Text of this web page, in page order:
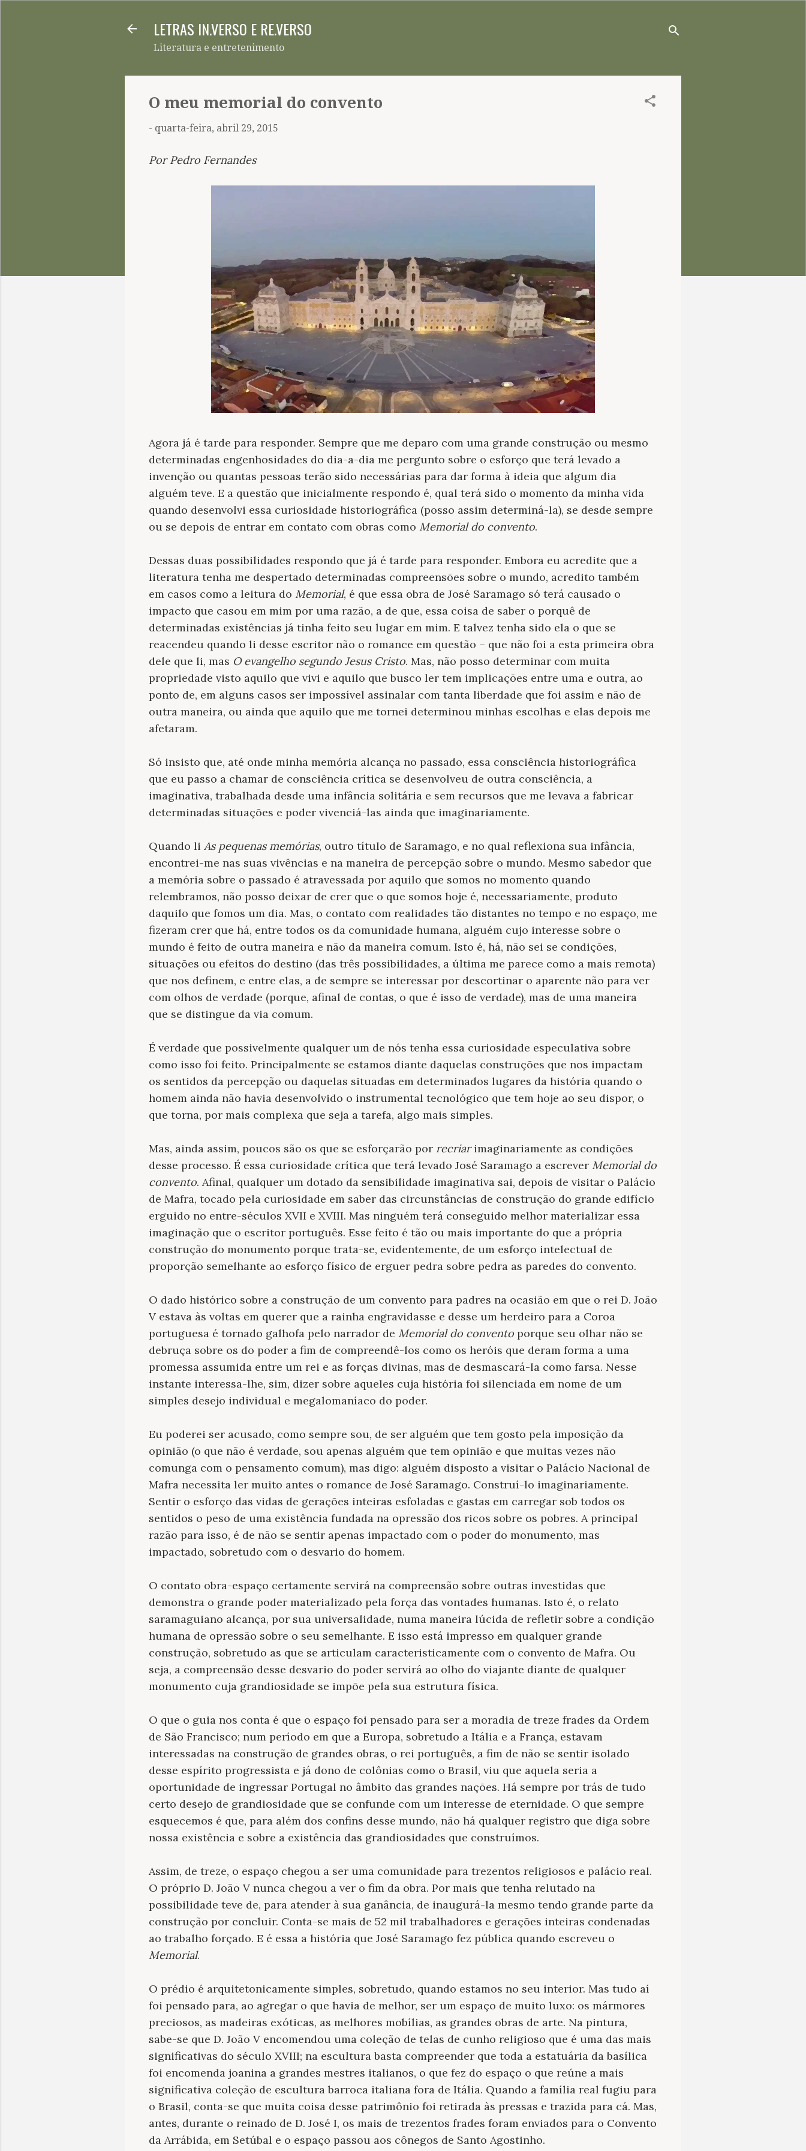
LETRAS IN.VERSO E RE.VERSO
Literatura e entretenimento
O meu memorial do convento
- quarta-feira, abril 29, 2015
Por Pedro Fernandes
Agora já é tarde para responder. Sempre que me deparo com uma grande construção ou mesmo
determinadas engenhosidades do dia-a-dia me pergunto sobre o esforço que terá levado a
invenção ou quantas pessoas terão sido necessárias para dar forma à ideia que algum dia
alguém teve. E a questão que inicialmente respondo é, qual terá sido o momento da minha vida
quando desenvolvi essa curiosidade historiográfica (posso assim determiná-la), se desde sempre
ou se depois de entrar em contato com obras como Memorial do convento.
Dessas duas possibilidades respondo que já é tarde para responder. Embora eu acredite que a
literatura tenha me despertado determinadas compreensões sobre o mundo, acredito também
em casos como a leitura do Memorial, é que essa obra de José Saramago só terá causado o
impacto que casou em mim por uma razão, a de que, essa coisa de saber o porquê de
determinadas existências já tinha feito seu lugar em mim. E talvez tenha sido ela o que se
reacendeu quando li desse escritor não o romance em questão – que não foi a esta primeira obra
dele que li, mas O evangelho segundo Jesus Cristo. Mas, não posso determinar com muita
propriedade visto aquilo que vivi e aquilo que busco ler tem implicações entre uma e outra, ao
ponto de, em alguns casos ser impossível assinalar com tanta liberdade que foi assim e não de
outra maneira, ou ainda que aquilo que me tornei determinou minhas escolhas e elas depois me
afetaram.
Só insisto que, até onde minha memória alcança no passado, essa consciência historiográfica
que eu passo a chamar de consciência crítica se desenvolveu de outra consciência, a
imaginativa, trabalhada desde uma infância solitária e sem recursos que me levava a fabricar
determinadas situações e poder vivenciá-las ainda que imaginariamente.
Quando li As pequenas memórias, outro título de Saramago, e no qual reflexiona sua infância,
encontrei-me nas suas vivências e na maneira de percepção sobre o mundo. Mesmo sabedor que
a memória sobre o passado é atravessada por aquilo que somos no momento quando
relembramos, não posso deixar de crer que o que somos hoje é, necessariamente, produto
daquilo que fomos um dia. Mas, o contato com realidades tão distantes no tempo e no espaço, me
fizeram crer que há, entre todos os da comunidade humana, alguém cujo interesse sobre o
mundo é feito de outra maneira e não da maneira comum. Isto é, há, não sei se condições,
situações ou efeitos do destino (das três possibilidades, a última me parece como a mais remota)
que nos definem, e entre elas, a de sempre se interessar por descortinar o aparente não para ver
com olhos de verdade (porque, afinal de contas, o que é isso de verdade), mas de uma maneira
que se distingue da via comum.
É verdade que possivelmente qualquer um de nós tenha essa curiosidade especulativa sobre
como isso foi feito. Principalmente se estamos diante daquelas construções que nos impactam
os sentidos da percepção ou daquelas situadas em determinados lugares da história quando o
homem ainda não havia desenvolvido o instrumental tecnológico que tem hoje ao seu dispor, o
que torna, por mais complexa que seja a tarefa, algo mais simples.
Mas, ainda assim, poucos são os que se esforçarão por recriarimaginariamente as condições
desse processo. É essa curiosidade crítica que terá levado José Saramago a escrever Memorial do
convento. Afinal, qualquer um dotado da sensibilidade imaginativa sai, depois de visitar o Palácio
de Mafra, tocado pela curiosidade em saber das circunstâncias de construção do grande edifício
erguido no entre-séculos XVII e XVIII. Mas ninguém terá conseguido melhor materializar essa
imaginação que o escritor português. Esse feito é tão ou mais importante do que a própria
construção do monumento porque trata-se, evidentemente, de um esforço intelectual de
proporção semelhante ao esforço físico de erguer pedra sobre pedra as paredes do convento.
O dado histórico sobre a construção de um convento para padres na ocasião em que o rei D. João
V estava às voltas em querer que a rainha engravidasse e desse um herdeiro para a Coroa
portuguesa é tornado galhofa pelo narrador de Memorial do convento porque seu olhar não se
debruça sobre os do poder a fim de compreendê-los como os heróis que deram forma a uma
promessa assumida entre um rei e as forças divinas, mas de desmascará-la como farsa. Nesse
instante interessa-lhe, sim, dizer sobre aqueles cuja história foi silenciada em nome de um
simples desejo individual e megalomaníaco do poder.
Eu poderei ser acusado, como sempre sou, de ser alguém que tem gosto pela imposição da
opinião (o que não é verdade, sou apenas alguém que tem opinião e que muitas vezes não
comunga com o pensamento comum), mas digo: alguém disposto a visitar o Palácio Nacional de
Mafra necessita ler muito antes o romance de José Saramago. Construí-lo imaginariamente.
Sentir o esforço das vidas de gerações inteiras esfoladas e gastas em carregar sob todos os
sentidos o peso de uma existência fundada na opressão dos ricos sobre os pobres. A principal
razão para isso, é de não se sentir apenas impactado com o poder do monumento, mas
impactado, sobretudo com o desvario do homem.
O contato obra-espaço certamente servirá na compreensão sobre outras investidas que
demonstra o grande poder materializado pela força das vontades humanas. Isto é, o relato
saramaguiano alcança, por sua universalidade, numa maneira lúcida de refletir sobre a condição
humana de opressão sobre o seu semelhante. E isso está impresso em qualquer grande
construção, sobretudo as que se articulam caracteristicamente com o convento de Mafra. Ou
seja, a compreensão desse desvario do poder servirá ao olho do viajante diante de qualquer
monumento cuja grandiosidade se impõe pela sua estrutura física.
O que o guia nos conta é que o espaço foi pensado para ser a moradia de treze frades da Ordem
de São Francisco; num período em que a Europa, sobretudo a Itália e a França, estavam
interessadas na construção de grandes obras, o rei português, a fim de não se sentir isolado
desse espírito progressista e já dono de colônias como o Brasil, viu que aquela seria a
oportunidade de ingressar Portugal no âmbito das grandes nações. Há sempre por trás de tudo
certo desejo de grandiosidade que se confunde com um interesse de eternidade. O que sempre
esquecemos é que, para além dos confins desse mundo, não há qualquer registro que diga sobre
nossa existência e sobre a existência das grandiosidades que construímos.
Assim, de treze, o espaço chegou a ser uma comunidade para trezentos religiosos e palácio real.
O próprio D. João V nunca chegou a ver o fim da obra. Por mais que tenha relutado na
possibilidade teve de, para atender à sua ganância, de inaugurá-la mesmo tendo grande parte da
construção por concluir. Conta-se mais de 52 mil trabalhadores e gerações inteiras condenadas
ao trabalho forçado. E é essa a história que José Saramago fez pública quando escreveu o
Memorial.
O prédio é arquitetonicamente simples, sobretudo, quando estamos no seu interior. Mas tudo aí
foi pensado para, ao agregar o que havia de melhor, ser um espaço de muito luxo: os mármores
preciosos, as madeiras exóticas, as melhores mobílias, as grandes obras de arte. Na pintura,
sabe-se que D. João V encomendou uma coleção de telas de cunho religioso que é uma das mais
significativas do século XVIII; na escultura basta compreender que toda a estatuária da basílica
foi encomenda joanina a grandes mestres italianos, o que fez do espaço o que reúne a mais
significativa coleção de escultura barroca italiana fora de Itália. Quando a família real fugiu para
o Brasil, conta-se que muita coisa desse patrimônio foi retirada às pressas e trazida para cá. Mas,
antes, durante o reinado de D. José I, os mais de trezentos frades foram enviados para o Convento
da Arrábida, em Setúbal e o espaço passou aos cônegos de Santo Agostinho.